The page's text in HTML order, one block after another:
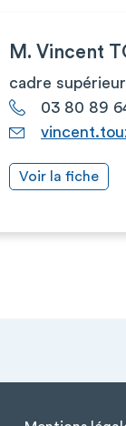
M. Vincent
cadre
03 80 89
Voir la fiche